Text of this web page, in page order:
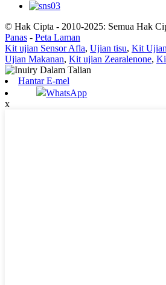
© Hak Cipta - 2010-2025: Semua Hak
Panas - Peta Laman
Kit ujian Sensor Afla, Ujian tisu, Kit
Ujian Makanan, Kit ujian Zearalenone,
Hantar E-mel
WhatsApp
x